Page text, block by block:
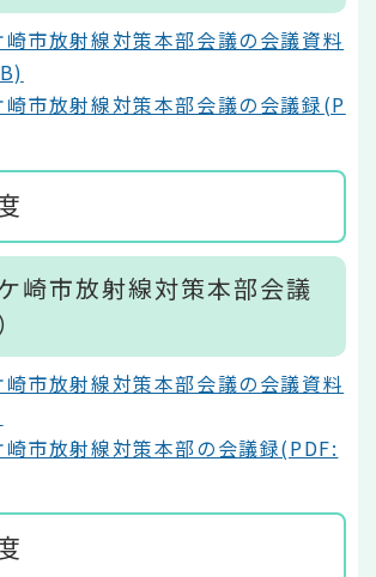
市放射線対策本部会議の会議資料
市放射線対策本部会議の会議録(P
崎市放射線対策本部会議
市放射線対策本部会議の会議資料
市放射線対策本部の会議録(PDF: